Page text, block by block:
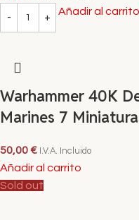
Añadir al carrito
Warhammer 40K
Marines 7
50,00€ I.V.A. Incluido
Añadir al carrito
Sold out